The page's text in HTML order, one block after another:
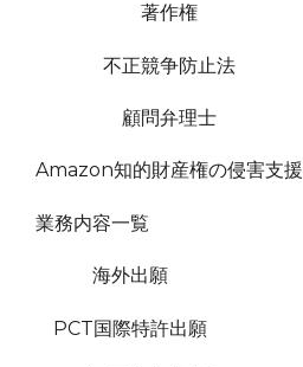
著作権
不正競争防止法
顧問弁理士
Amazon知的財産権の侵害支援
業務内容一覧
海外出願
PCT国際特許出願